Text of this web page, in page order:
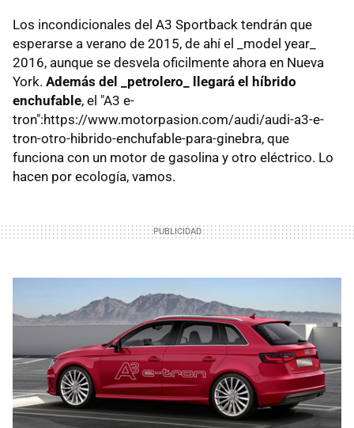
Los incondicionales del A3 Sportback tendrán que
esperarse a verano de 2015, de ahí el _model year_
2016, aunque se desvela oficilmente ahora en Nueva
York. Además del _petrolero_ llegará el híbrido
enchufable, el "A3 e-
tron":https://www.motorpasion.com/audi/audi-a3-e-
tron-otro-hibrido-enchufable-para-ginebra, que
funciona con un motor de gasolina y otro eléctrico. Lo
hacen por ecología, vamos.